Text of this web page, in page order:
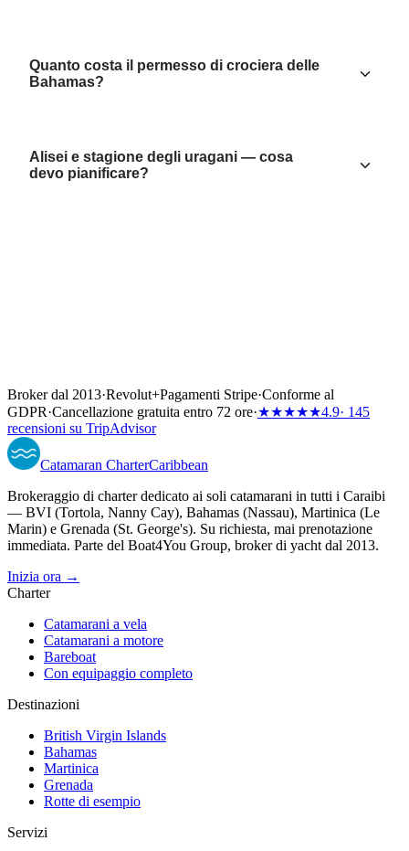
Quanto costa il permesso di crociera delle
Bahamas?
Alisei e stagione degli uragani — cosa
devo pianificare?
Broker dal 2013·Revolut+Pagamenti Stripe·Conforme al
GDPR·Cancellazione gratuita entro 72 ore·★★★★★4.9· 145
recensioni su TripAdvisor
Catamaran CharterCaribbean
Brokeraggio di charter dedicato ai soli catamarani in tutti i Caraibi
— BVI (Tortola, Nanny Cay), Bahamas (Nassau), Martinica (Le
Marin) e Grenada (St. George's). Su richiesta, mai prenotazione
immediata. Parte del Boat4You Group, broker di yacht dal 2013.
Inizia ora →
Charter
Catamarani a vela
Catamarani a motore
Bareboat
Con equipaggio completo
Destinazioni
British Virgin Islands
Bahamas
Martinica
Grenada
Rotte di esempio
Servizi